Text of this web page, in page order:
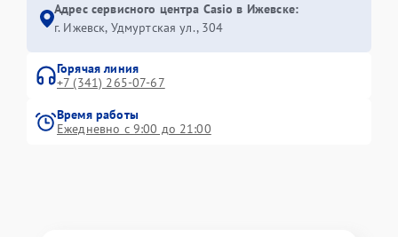
Адрес сервисного центра Casio в Ижевске:
г. Ижевск, Удмуртская ул., 304
Горячая линия
+7 (341) 265-07-67
Время работы
Ежедневно с 9:00 до 21:00